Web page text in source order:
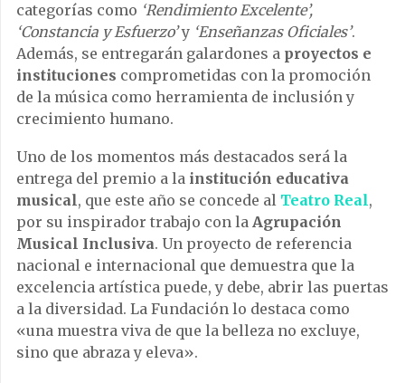
categorías como ‘Rendimiento Excelente’,
‘Constancia y Esfuerzo’y ‘Enseñanzas Oficiales’.
Además, se entregarán galardones a proyectos e
instituciones comprometidas con la promoción
de la música como herramienta de inclusión y
crecimiento humano.
Uno de los momentos más destacados será la
entrega del premio a la institución educativa
musical, que este año se concede al Teatro Real,
por su inspirador trabajo con la Agrupación
Musical Inclusiva. Un proyecto de referencia
nacional e internacional que demuestra que la
excelencia artística puede, y debe, abrir las puertas
a la diversidad. La Fundación lo destaca como
«una muestra viva de que la belleza no excluye,
sino que abraza y eleva».